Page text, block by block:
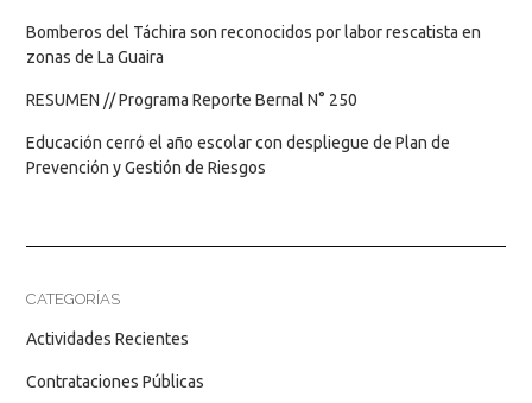
Bomberos del Táchira son reconocidos por labor rescatista en
zonas de La Guaira
RESUMEN // Programa Reporte Bernal N° 250
Educación cerró el año escolar con despliegue de Plan de
Prevención y Gestión de Riesgos
CATEGORÍAS
Actividades Recientes
Contrataciones Públicas